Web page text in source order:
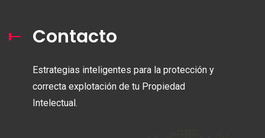
Contacto
Estrategias inteligentes para la protección y
correcta explotación de tu Propiedad
Intelectual.